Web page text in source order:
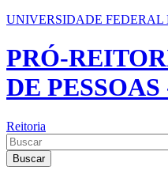
UNIVERSIDADE FEDERAL
PRÓ-
DE
Reitoria
Buscar